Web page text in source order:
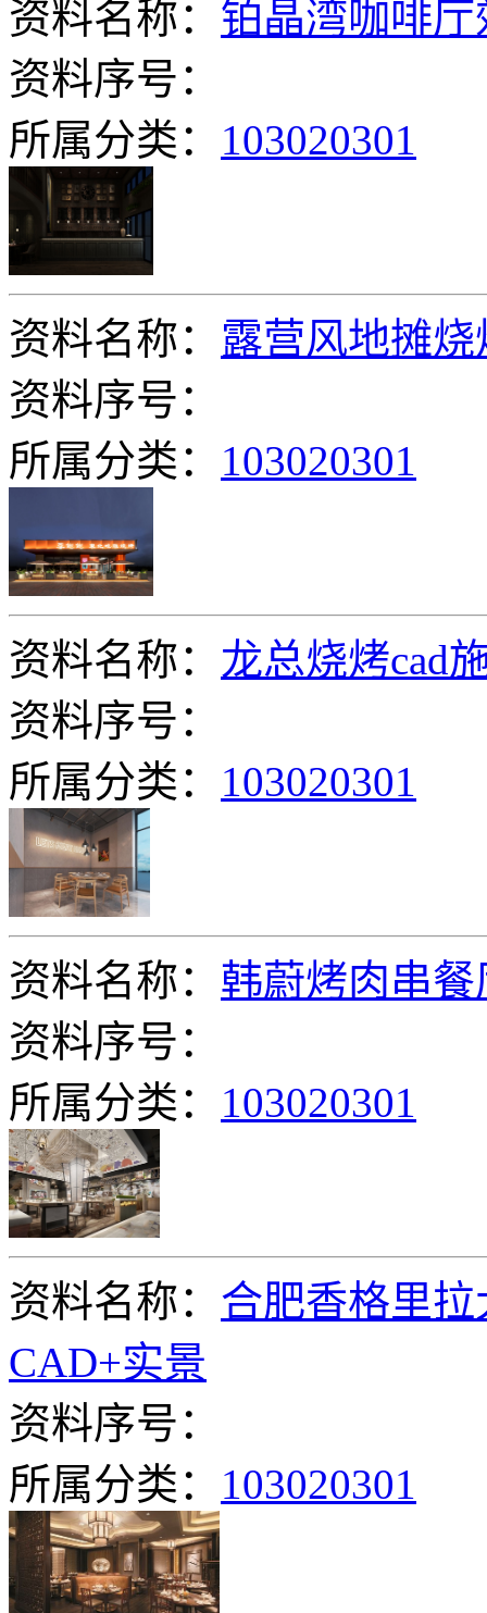
资料名称： 铂晶湾咖啡
资料序号：
所属分类： 103020301
资料名称： 露营风地摊
资料序号：
所属分类： 103020301
资料名称： 龙总烧烤cad
资料序号：
所属分类： 103020301
资料名称： 韩蔚烤肉串餐
资料序号：
所属分类： 103020301
资料名称： 合肥香格里
CAD+实景
资料序号：
所属分类： 103020301